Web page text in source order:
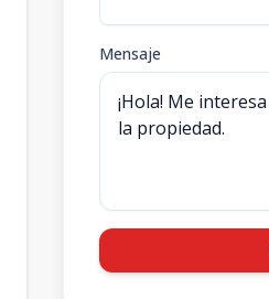
Mensaje